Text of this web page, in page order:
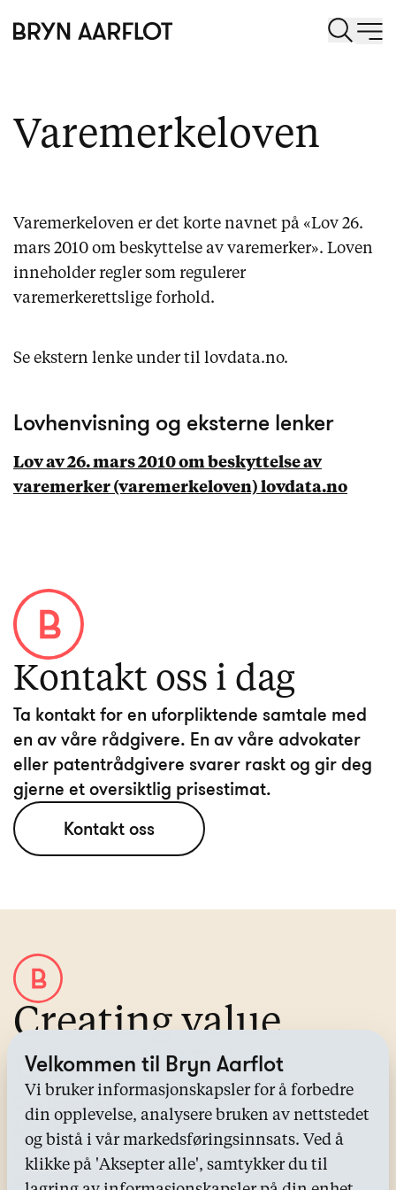
Varemerkeloven
Varemerkeloven er det korte navnet på «Lov 26.
mars 2010 om beskyttelse av varemerker». Loven
inneholder regler som regulerer
varemerkerettslige forhold.
Se ekstern lenke under til lovdata.no.
Lovhenvisning og eksterne lenker
Lov av 26. mars 2010 om beskyttelse av
varemerker (varemerkeloven) lovdata.no
Kontakt oss i dag
Ta kontakt for en uforpliktende samtale med
en av våre rådgivere. En av våre advokater
eller patentrådgivere svarer raskt og gir deg
Kontakt oss
Creating value
through IP
Om Bryn Aarflot
Alle tjenester
Kontakt oss
Bransjer
Velkommen til Bryn Aarflot
Vi bruker informasjonskapsler for å forbedre
din opplevelse, analysere bruken av nettstedet
og bistå i vår markedsføringsinnsats. Ved å
klikke på 'Aksepter alle', samtykker du til